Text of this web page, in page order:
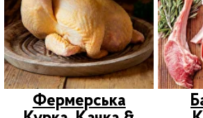
Новинки